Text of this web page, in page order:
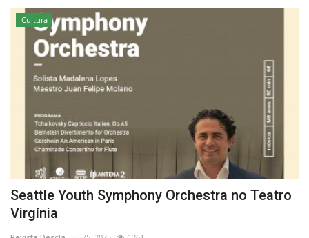
Cultura
Seattle Youth Symphony Orchestra no Teatro
Virgínia